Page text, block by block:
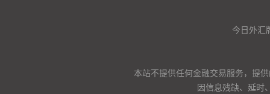
今日外汇
本站不提供任何金融交易服务，提
因信息残缺、延时